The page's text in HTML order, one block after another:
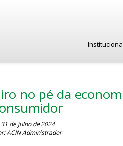
Institucional
no pé da
31 de julho de 2024
ACIN Administrador